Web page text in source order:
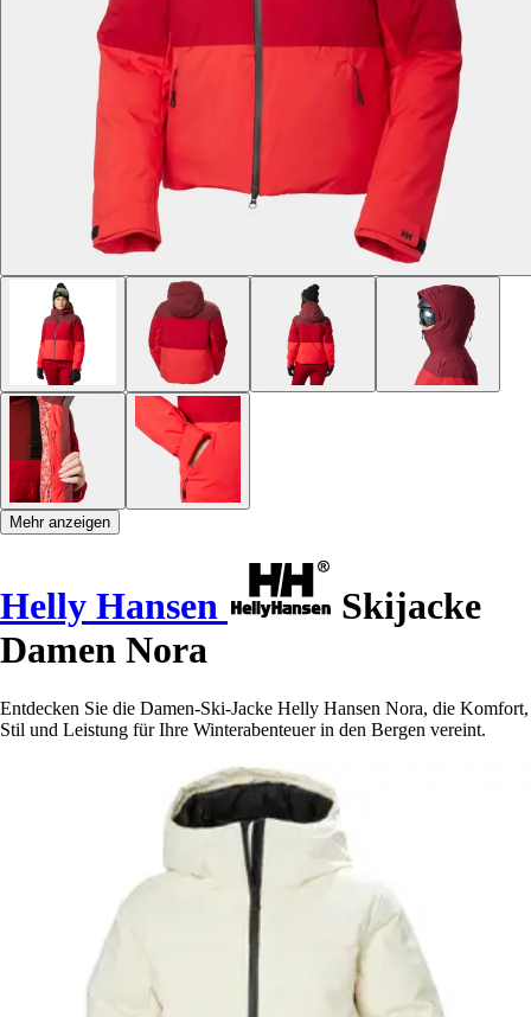
Mehr anzeigen
Helly Hansen
Skijacke
Damen Nora
Entdecken Sie die Damen-Ski-Jacke Helly Hansen Nora, die Komfort,
Stil und Leistung für Ihre Winterabenteuer in den Bergen vereint.